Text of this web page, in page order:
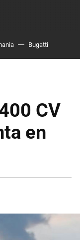
Bugatti
CV
en